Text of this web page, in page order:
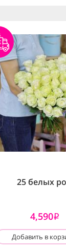
25 белых
4,590i
Добавить в